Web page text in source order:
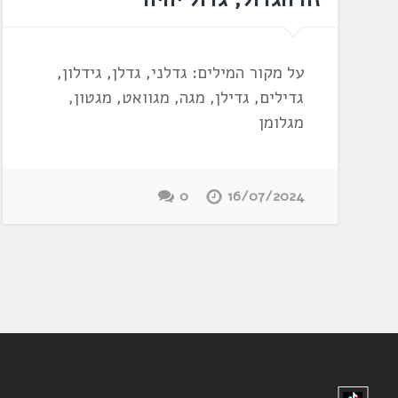
על מקור המילים: גדלני, גדלן, גידלון,
גדילים, גדילן, מגה, מגוואט, מגטון,
מגלומן
16/07/2024
0